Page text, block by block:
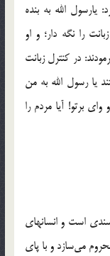
الله به بنده
را نگه دار؛ و او
در کنترل زبانت
یا رسول الله به من
وای برتو! آیا مردم را
است و انسانهای
می‌سازد و با پای